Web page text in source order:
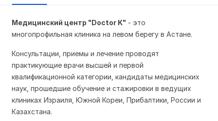
Медицинский центр "Doctor K" - это
многопрофильная клиника на левом берегу в Астане.
Консультации, приемы и лечение проводят
практикующие врачи высшей и первой
квалификационной категории, кандидаты медицинских
наук, прошедшие обучение и стажировки в ведущих
клиниках Израиля, Южной Кореи, Прибалтики, России и
Казахстана.